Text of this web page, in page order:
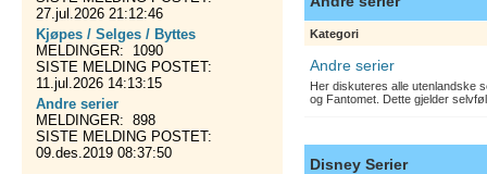
27.jul.2026 21:12:46
Kjøpes / Selges / Byttes
MELDINGER: 1090
SISTE MELDING POSTET:
11.jul.2026 14:13:15
Andre serier
MELDINGER: 898
SISTE MELDING POSTET:
09.des.2019 08:37:50
Kategori
Andre serier
Her diskuteres alle utenlandske
og Fantomet. Dette gjelder
Disney Serier